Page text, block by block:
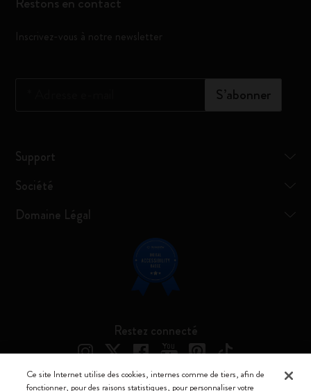
Inscrivez-vous à notre newsletter
S’abonner
Support
Société
Domaine Légal
Restez connecté
Ce site Internet utilise des cookies, internes comme de tiers, afin de
fonctionner, pour des raisons statistiques, pour personnaliser votre